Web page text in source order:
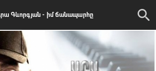
Գևորգյան - իմ ճանապարհը